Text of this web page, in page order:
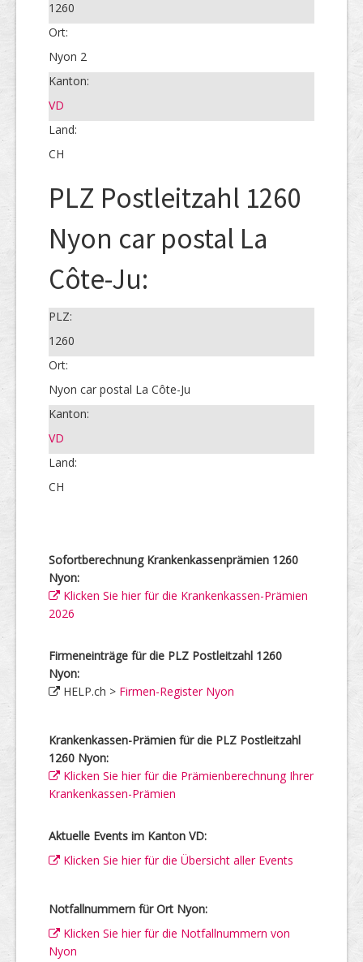
1260
Ort:
Nyon 2
Kanton:
VD
Land:
CH
PLZ Postleitzahl 1260
Nyon car postal La
Côte-Ju:
PLZ:
1260
Ort:
Nyon car postal La Côte-Ju
Kanton:
VD
Land:
CH
Sofortberechnung Krankenkassenprämien 1260
Nyon:
Klicken Sie hier für die Krankenkassen-Prämien
2026
Firmeneinträge für die PLZ Postleitzahl 1260
Nyon:
HELP.ch > Firmen-Register Nyon
Krankenkassen-Prämien für die PLZ Postleitzahl
1260 Nyon:
Klicken Sie hier für die Prämienberechnung Ihrer
Krankenkassen-Prämien
Aktuelle Events im Kanton VD:
Klicken Sie hier für die Übersicht aller Events
Notfallnummern für Ort Nyon:
Klicken Sie hier für die Notfallnummern von
Nyon